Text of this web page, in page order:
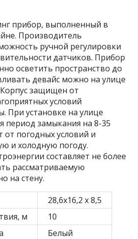
прибор, выполненный в
Производитель
ручной регулировки
датчиков. Прибор
осветить пространство до
девайс можно на улице
защищен от
условий
При установке на улице
период замыкания на 8-35
от погодных условий и
и холодную погоду.
составляет не более
рассматриваемую
на стену.
28,6х16,2 х 8,5
м
10
Белый